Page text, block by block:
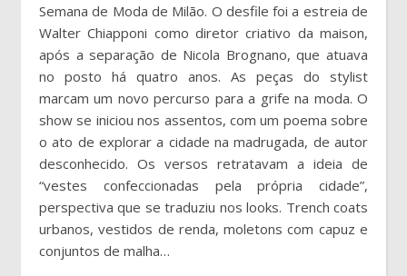
Semana de Moda de Milão. O desfile foi a estreia de
Walter Chiapponi como diretor criativo da maison,
após a separação de Nicola Brognano, que atuava
no posto há quatro anos. As peças do stylist
marcam um novo percurso para a grife na moda. O
show se iniciou nos assentos, com um poema sobre
o ato de explorar a cidade na madrugada, de autor
desconhecido. Os versos retratavam a ideia de
“vestes confeccionadas pela própria cidade”,
perspectiva que se traduziu nos looks. Trench coats
urbanos, vestidos de renda, moletons com capuz e
conjuntos de malha…